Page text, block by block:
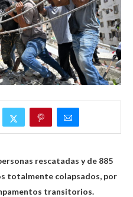
rescatadas y de 885
totalmente colapsados, por
transitorios.